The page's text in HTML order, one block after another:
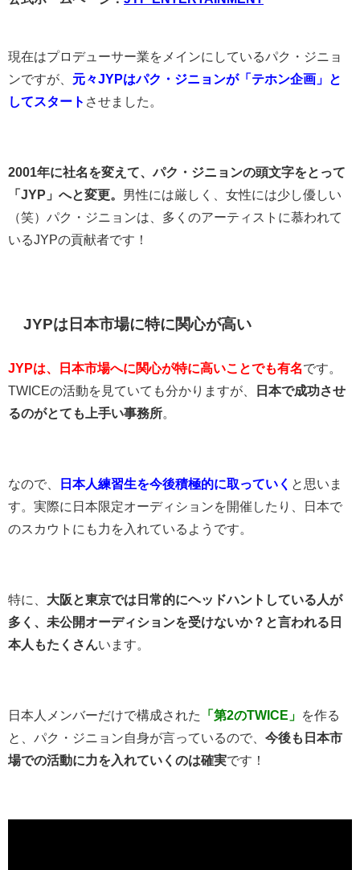
現在はプロデューサー業をメインにしているパク・ジニョ
ンですが、 元々JYPはパク・ジニョンが「テホン企画」と
してスタート させました。
2001年に社名を変えて、パク・ジニョンの頭文字をとって
「JYP」へと変更。 男性には厳しく、女性には少し優しい
（笑）パク・ジニョンは、多くのアーティストに慕われて
いるJYPの貢献者です！
JYPは日本市場に特に関心が高い
JYPは、日本市場へに関心が特に高いことでも有名です。
TWICEの活動を見ていても分かりますが、
日本で成功させ
るのがとても上手い事務所
なので、 日本人練習生を今後積極的に取っていく と思いま
す。実際に日本限定オーディションを開催したり、日本で
のスカウトにも力を入れているようです。
特に、 大阪と東京では日常的にヘッドハントしている人が
多く、未公開オーディションを受けないか？と言われる日
本人もたくさんいます。
日本人メンバーだけで構成された 「第2のTWICE」
を作る
と、パク・ジニョン自身が言っているので、 今後も日本市
場での活動に力を入れていくのは確実です！